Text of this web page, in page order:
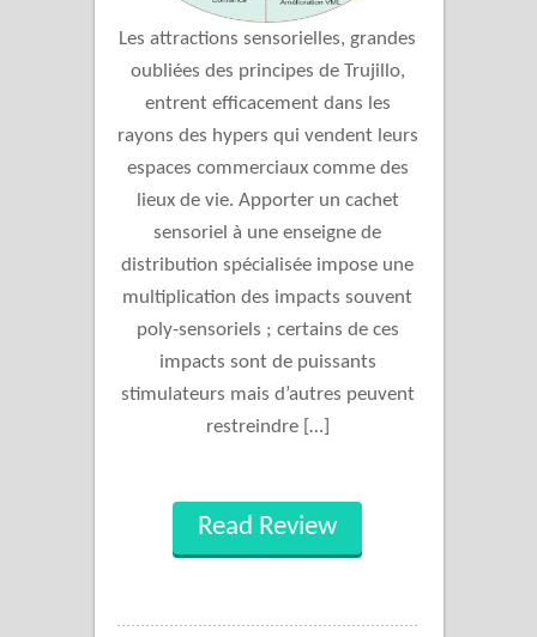
Les attractions sensorielles, grandes
oubliées des principes de Trujillo,
entrent efficacement dans les
rayons des hypers qui vendent leurs
espaces commerciaux comme des
lieux de vie. Apporter un cachet
sensoriel à une enseigne de
distribution spécialisée impose une
multiplication des impacts souvent
poly-sensoriels ; certains de ces
impacts sont de puissants
stimulateurs mais d’autres peuvent
restreindre […]
Read Review